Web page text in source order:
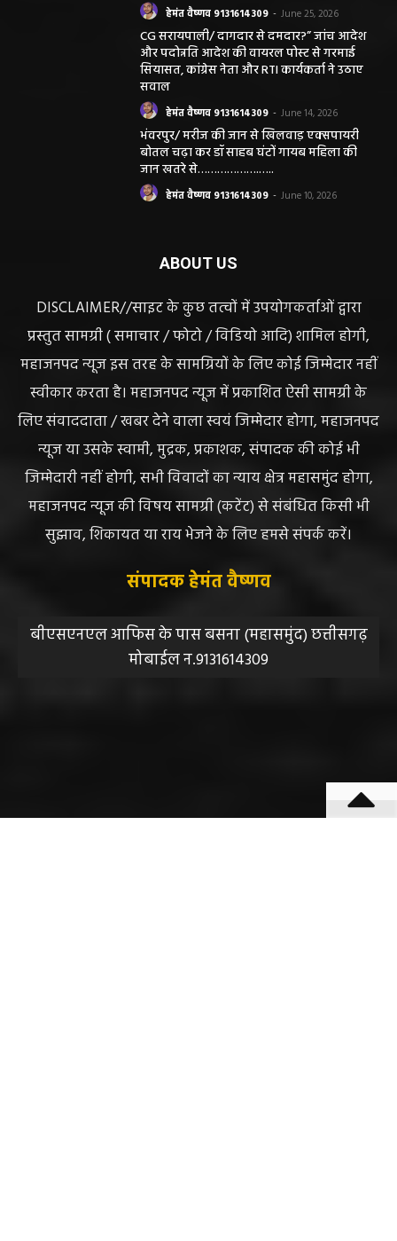
हेमंत वैष्णव 9131614309 - June 25, 2026
CG सरायपाली/ दागदार से दमदार?” जांच आदेश
और पदोन्नति आदेश की वायरल पोस्ट से गरमाई
सियासत, कांग्रेस नेता और RTI कार्यकर्ता ने उठाए
सवाल
हेमंत वैष्णव 9131614309 - June 14, 2026
भंवरपुर/ मरीज की जान से खिलवाड़ एक्सपायरी
बोतल चढ़ा कर डॉ साहब घंटों गायब महिला की
जान खतरे से……………….…..
हेमंत वैष्णव 9131614309 - June 10, 2026
ABOUT US
DISCLAIMER//साइट के कुछ तत्वों में उपयोगकर्ताओं द्वारा
प्रस्तुत सामग्री ( समाचार / फोटो / विडियो आदि) शामिल होगी,
महाजनपद न्यूज इस तरह के सामग्रियों के लिए कोई जिम्मेदार नहीं
स्वीकार करता है। महाजनपद न्यूज में प्रकाशित ऐसी सामग्री के
लिए संवाददाता / खबर देने वाला स्वयं जिम्मेदार होगा, महाजनपद
न्यूज या उसके स्वामी, मुद्रक, प्रकाशक, संपादक की कोई भी
जिम्मेदारी नहीं होगी, सभी विवादों का न्याय क्षेत्र महासमुंद होगा,
महाजनपद न्यूज की विषय सामग्री (कटेंट) से संबंधित किसी भी
सुझाव, शिकायत या राय भेजने के लिए हमसे संपर्क करें।
संपादक हेमंत वैष्णव
बीएसएनएल आफिस के पास बसना (महासमुंद) छत्तीसगढ़
मोबाईल न.9131614309